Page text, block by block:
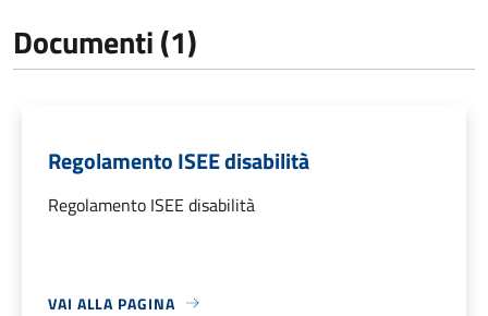
Documenti (1)
Regolamento ISEE disabilità
Regolamento ISEE disabilità
VAI ALLA PAGINA